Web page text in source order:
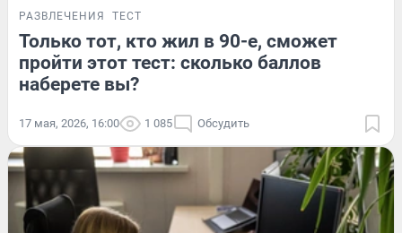
РАЗВЛЕЧЕНИЯ ТЕСТ
Только тот, кто жил в 90-е, сможет
пройти этот тест: сколько баллов
наберете вы?
17 мая, 2026, 16:00 1 085 Обсудить